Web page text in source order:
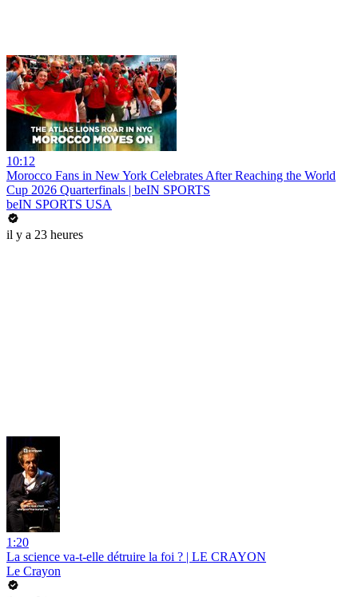
10:12
Morocco Fans in New York Celebrates After Reaching the World
Cup 2026 Quarterfinals | beIN SPORTS
beIN SPORTS USA
il y a 23 heures
1:20
La science va-t-elle détruire la foi ? | LE CRAYON
Le Crayon